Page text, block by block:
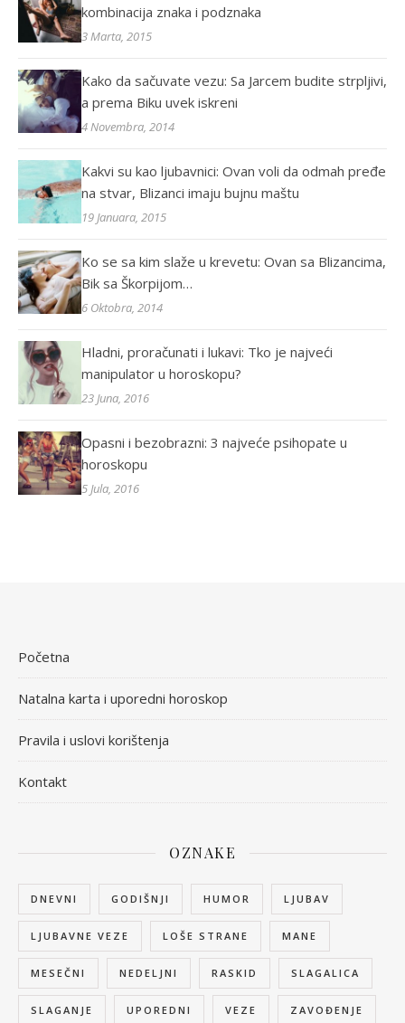
kombinacija znaka i podznaka
3 Marta, 2015
Kako da sačuvate vezu: Sa Jarcem budite strpljivi,
a prema Biku uvek iskreni
4 Novembra, 2014
Kakvi su kao ljubavnici: Ovan voli da odmah pređe
na stvar, Blizanci imaju bujnu maštu
19 Januara, 2015
Ko se sa kim slaže u krevetu: Ovan sa Blizancima,
Bik sa Škorpijom…
6 Oktobra, 2014
Hladni, proračunati i lukavi: Tko je najveći
manipulator u horoskopu?
23 Juna, 2016
Opasni i bezobrazni: 3 najveće psihopate u
horoskopu
5 Jula, 2016
Početna
Natalna karta i uporedni horoskop
Pravila i uslovi korištenja
Kontakt
OZNAKE
DNEVNI GODIŠNJI HUMOR LJUBAV
LJUBAVNE VEZE LOŠE STRANE MANE
MESEČNI NEDELJNI RASKID SLAGALICA
SLAGANJE UPOREDNI VEZE ZAVOĐENJE